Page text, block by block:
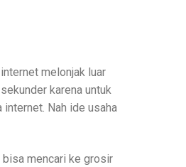
melonjak luar
karena untuk
internet. Nah ide usaha
bisa mencari ke grosir